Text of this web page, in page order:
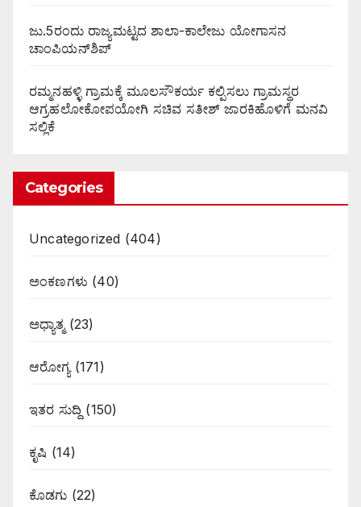
ಜು.5ರಂದು ರಾಜ್ಯಮಟ್ಟದ ಶಾಲಾ-ಕಾಲೇಜು ಯೋಗಾಸನ
ಚಾಂಪಿಯನ್‌ಶಿಪ್
ರಮ್ಮನಹಳ್ಳಿ ಗ್ರಾಮಕ್ಕೆ ಮೂಲಸೌಕರ್ಯ ಕಲ್ಪಿಸಲು ಗ್ರಾಮಸ್ಥರ
ಆಗ್ರಹಲೋಕೋಪಯೋಗಿ ಸಚಿವ ಸತೀಶ್ ಜಾರಕಿಹೊಳಿಗೆ ಮನವಿ
ಸಲ್ಲಿಕೆ
Categories
Uncategorized (404)
ಅಂಕಣಗಳು (40)
ಅಧ್ಯಾತ್ಮ(23)
ಆರೋಗ್ಯ(171)
ಇತರ ಸುದ್ದಿ (150)
ಕೃಷಿ (14)
ಕೊಡಗು (22)